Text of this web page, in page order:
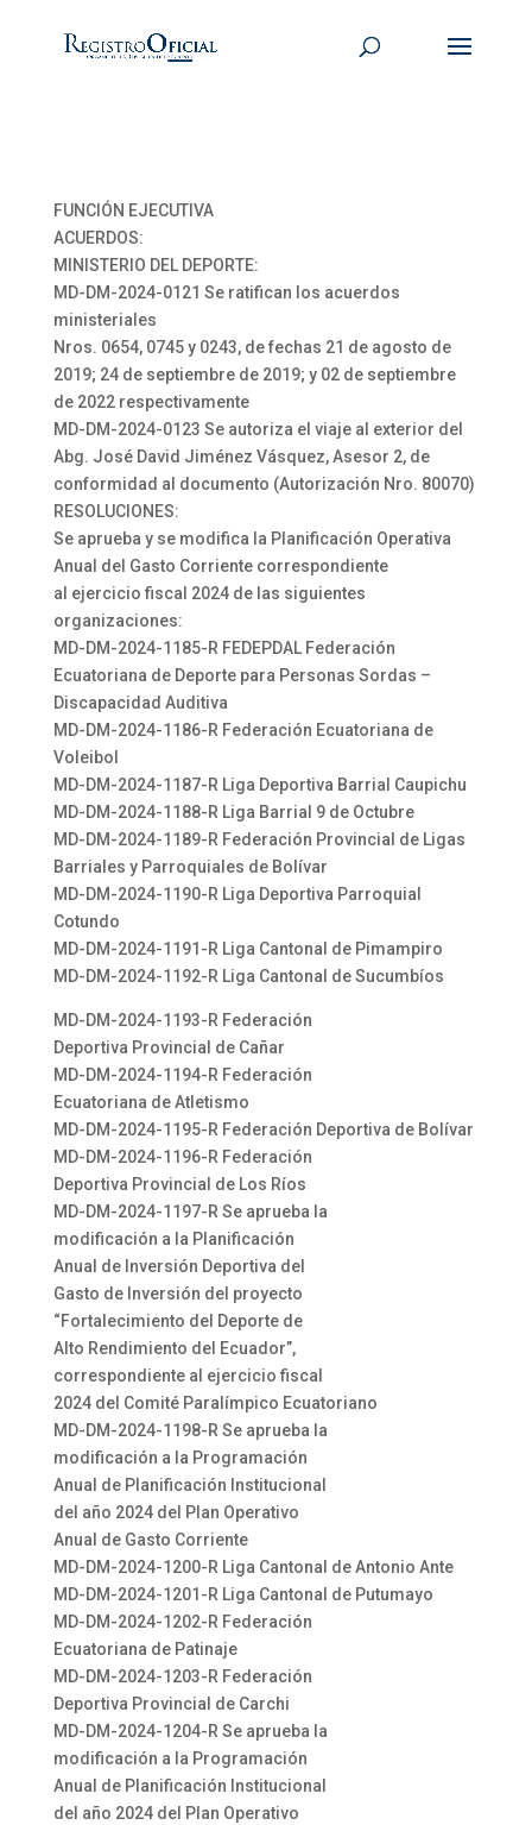
FUNCIÓN EJECUTIVA
ACUERDOS:
MINISTERIO DEL DEPORTE:
MD-DM-2024-0121 Se ratifican los acuerdos
ministeriales
Nros. 0654, 0745 y 0243, de fechas 21 de agosto de
2019; 24 de septiembre de 2019; y 02 de septiembre
de 2022 respectivamente
MD-DM-2024-0123 Se autoriza el viaje al exterior del
Abg. José David Jiménez Vásquez, Asesor 2, de
conformidad al documento (Autorización Nro. 80070)
RESOLUCIONES:
Se aprueba y se modifica la Planificación Operativa
Anual del Gasto Corriente correspondiente
al ejercicio fiscal 2024 de las siguientes
organizaciones:
MD-DM-2024-1185-R FEDEPDAL Federación
Ecuatoriana de Deporte para Personas Sordas –
Discapacidad Auditiva
MD-DM-2024-1186-R Federación Ecuatoriana de
Voleibol
MD-DM-2024-1187-R Liga Deportiva Barrial Caupichu
MD-DM-2024-1188-R Liga Barrial 9 de Octubre
MD-DM-2024-1189-R Federación Provincial de Ligas
Barriales y Parroquiales de Bolívar
MD-DM-2024-1190-R Liga Deportiva Parroquial
Cotundo
MD-DM-2024-1191-R Liga Cantonal de Pimampiro
MD-DM-2024-1192-R Liga Cantonal de Sucumbíos
MD-DM-2024-1193-R Federación
Deportiva Provincial de Cañar
MD-DM-2024-1194-R Federación
Ecuatoriana de Atletismo
MD-DM-2024-1195-R Federación Deportiva de Bolívar
MD-DM-2024-1196-R Federación
Deportiva Provincial de Los Ríos
MD-DM-2024-1197-R Se aprueba la
modificación a la Planificación
Anual de Inversión Deportiva del
Gasto de Inversión del proyecto
“Fortalecimiento del Deporte de
Alto Rendimiento del Ecuador”,
correspondiente al ejercicio fiscal
2024 del Comité Paralímpico Ecuatoriano
MD-DM-2024-1198-R Se aprueba la
modificación a la Programación
Anual de Planificación Institucional
del año 2024 del Plan Operativo
Anual de Gasto Corriente
MD-DM-2024-1200-R Liga Cantonal de Antonio Ante
MD-DM-2024-1201-R Liga Cantonal de Putumayo
MD-DM-2024-1202-R Federación
Ecuatoriana de Patinaje
MD-DM-2024-1203-R Federación
Deportiva Provincial de Carchi
MD-DM-2024-1204-R Se aprueba la
modificación a la Programación
Anual de Planificación Institucional
del año 2024 del Plan Operativo